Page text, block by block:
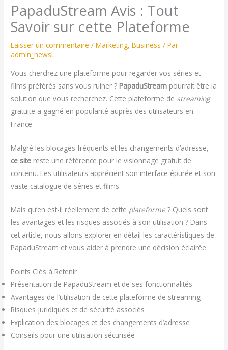
PapaduStream Avis : Tout
Savoir sur cette Plateforme
Laisser un commentaire /Marketing,Business / Par
admin_newsL
Vous cherchez une plateforme pour regarder vos séries et
films préférés sans vous ruiner ? PapaduStream pourrait être la
solution que vous recherchez. Cette plateforme de streaming
gratuite a gagné en popularité auprès des utilisateurs en
France.
Malgré les blocages fréquents et les changements d’adresse,
ce site reste une référence pour le visionnage gratuit de
contenu. Les utilisateurs apprécient son interface épurée et son
vaste catalogue de séries et films.
Mais qu’en est-il réellement de cette plateforme ? Quels sont
les avantages et les risques associés à son utilisation ? Dans
cet article, nous allons explorer en détail les caractéristiques de
PapaduStream et vous aider à prendre une décision éclairée.
Points Clés à Retenir
Présentation de PapaduStream et de ses fonctionnalités
Avantages de l’utilisation de cette plateforme de streaming
Risques juridiques et de sécurité associés
Explication des blocages et des changements d’adresse
Conseils pour une utilisation sécurisée